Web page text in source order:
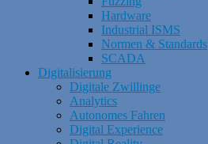
Hardware
Industrial ISMS
Normen & Standards
SCADA
Digitalisierung
Digitale Zwillinge
Analytics
Autonomes Fahren
Digital Experience